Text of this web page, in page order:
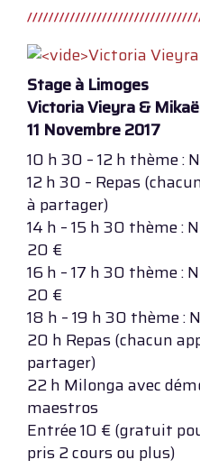
Stage à Limoges
Victoria Vieyra &
11 Novembre 2017
10 h 30 – 12 h thème :
12 h 30 – Repas
à partager)
14 h – 15 h 30 thème :
20 €
16 h – 17 h 30 thème :
20 €
18 h – 19 h 30 thème :
20 h Repas (chacun
partager)
22 h Milonga avec
maestros
Entrée 10 € (gratuit
pris 2 cours ou plus)